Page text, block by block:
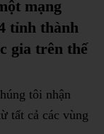
mạng
tỉnh thành
gia trên thế
tôi nhận
tất cả các vùng